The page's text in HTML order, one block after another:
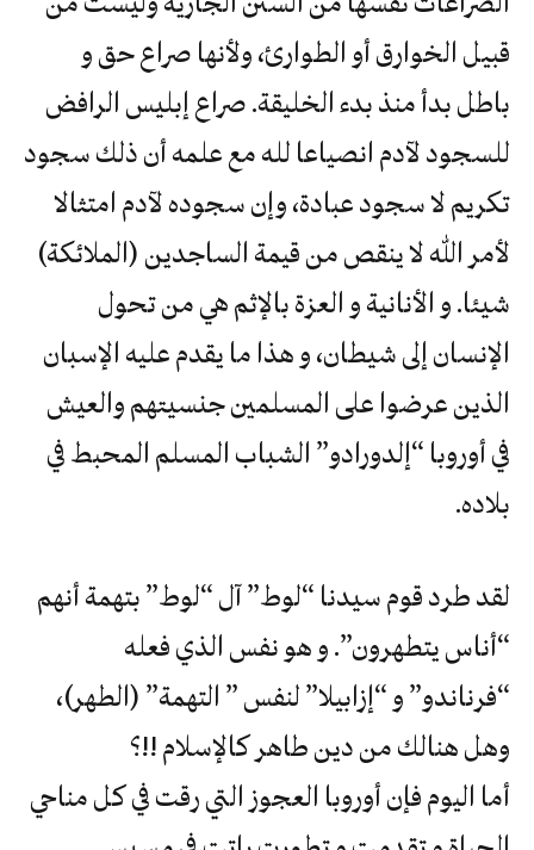
قبيل الخوارق أو الطوارئ، ولأنها صراع حق و
باطل بدأ منذ بدء الخليقة. صراع إبليس الرافض
للسجود لآدم انصياعا لله مع علمه أن ذلك سجود
تكريم لا سجود عبادة، وإن سجوده لآدم امتثالا
لأمر الله لا ينقص من قيمة الساجدين (الملائكة)
شيئا. و الأنانية و العزة بالإثم هي من تحول
الإنسان إلى شيطان، و هذا ما يقدم عليه الإسبان
الذين عرضوا على المسلمين جنسيتهم والعيش
في أوروبا “إلدورادو” الشباب المسلم المحبط في
بلاده.
لقد طرد قوم سيدنا “لوط” آل “لوط” بتهمة أنهم
“أناس يتطهرون”. و هو نفس الذي فعله
“فرناندو” و “إزابيلا” لنفس ” التهمة” (الطهر)،
وهل هنالك من دين طاهر كالإسلام !!؟
أما اليوم فإن أوروبا العجوز التي رقت في كل مناحي